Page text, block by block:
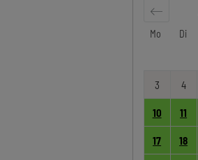
Mo Di
3 4
10 11
17 18